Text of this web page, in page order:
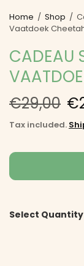
Home / Shop /
Vaatdoek
CADEAU
€29,00
Tax included.
Select Quantity